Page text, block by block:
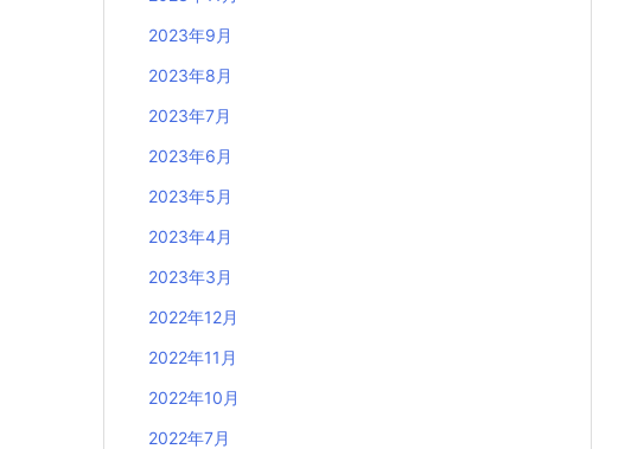
2023年9月
2023年8月
2023年7月
2023年6月
2023年5月
2023年4月
2023年3月
2022年12月
2022年11月
2022年10月
2022年7月